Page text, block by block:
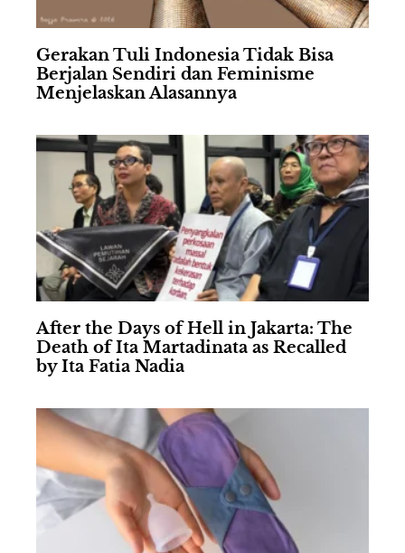
Gerakan Tuli Indonesia Tidak Bisa
Berjalan Sendiri dan Feminisme
Menjelaskan Alasannya
After the Days of Hell in Jakarta: The
Death of Ita Martadinata as Recalled
by Ita Fatia Nadia